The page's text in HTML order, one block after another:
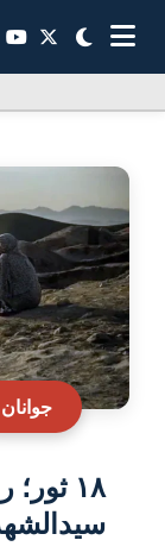
جوانان
۱۸